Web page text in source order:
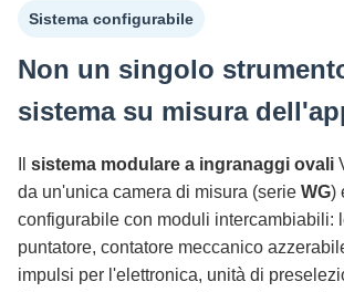
Sistema configurabile
Non un singolo
sistema su misura
sistema modulare a ingranaggi ovali
da un'unica camera di misura (serie WG)
configurabile con moduli intercambiabili:
puntatore, contatore meccanico
impulsi per l'elettronica, unità di